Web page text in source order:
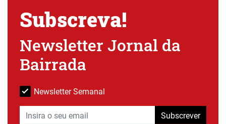
Subscreva!
Newsletter Jornal da
Bairrada
Newsletter Semanal
Subscrever